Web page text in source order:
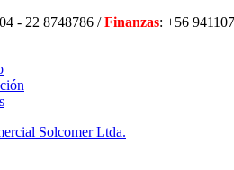
- 22 8748786 /Finanzas: +56